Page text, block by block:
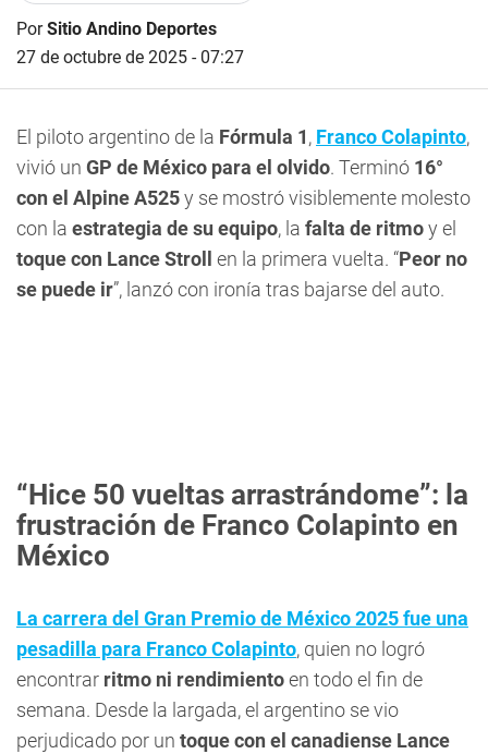
PorSitio Andino Deportes
27 de octubre de 2025 - 07:27
El piloto argentino de la Fórmula 1, Franco Colapinto,
vivió un GP de México para el olvido. Terminó 16°
con el Alpine A525y se mostró visiblemente molesto
con la estrategia de su equipo, la falta de ritmoy el
toque con Lance Stroll en la primera vuelta. “Peor no
se puede ir”, lanzó con ironía tras bajarse del auto.
“Hice 50 vueltas arrastrándome”: la
frustración de Franco Colapinto en
México
La carrera del Gran Premio de México 2025 fue una
pesadilla para Franco Colapinto, quien no logró
encontrar ritmo ni rendimientoen todo el fin de
semana. Desde la largada, el argentino se vio
perjudicado por un toque con el canadiense Lance